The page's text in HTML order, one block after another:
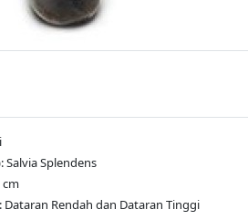
Salvia Splendens
cm
Rendah dan Dataran Tinggi